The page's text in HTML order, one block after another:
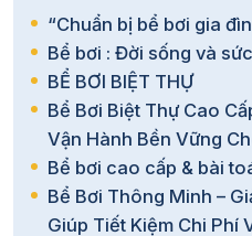
Đảm bảo an toàn tuyệt
Một hệ thống chiếu sáng
Quan sát rõ đáy bể
Nhìn rõ người bơi dưới
Phát hiện vật lạ, dị vật
Ngoài ra, ánh sáng còn hỗ
“Chuẩn bị bể bơi gia
Bể bơi : Đời sống và
BỂ BƠI BIỆT THỰ
Bể Bơi Biệt Thự Cao
Vận Hành Bền Vững
Bể bơi cao cấp & bài
Bể Bơi Thông Minh –
Giúp Tiết Kiệm Chi Phí